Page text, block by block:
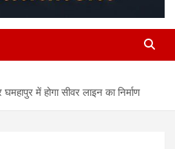
में होगा सीवर लाइन का निर्माण